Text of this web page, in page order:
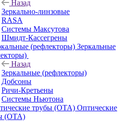
Назад
Зеркально-линзовые
RASA
Системы Максутова
Шмидт-Кассегрены
Зеркальные
Назад
Зеркальные (рефлекторы)
Добсоны
Ричи-Кретьены
Системы Ньютона
Оптические
(OTA)